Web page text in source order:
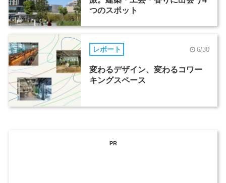
つのスポット
レポート 6/30
変わるデザイン、変わるコワー
キングスペース
PR